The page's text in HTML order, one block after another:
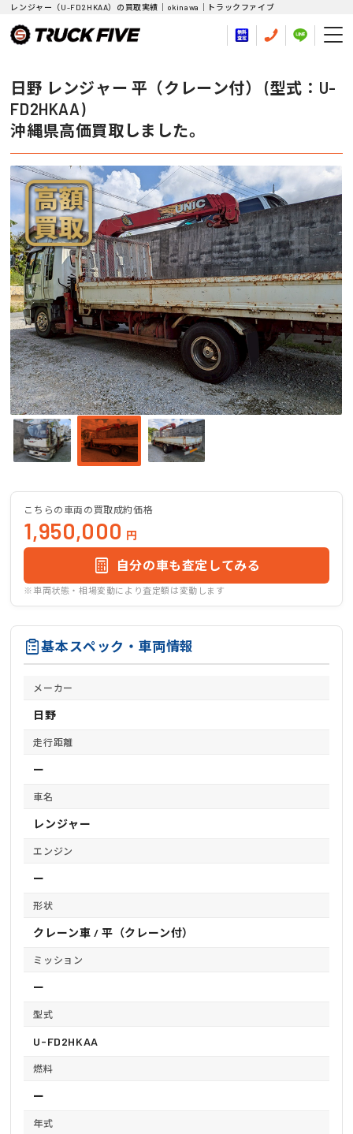
レンジャー（U-FD2HKAA）の買取実績｜okinawa｜トラックファイブ
日野 レンジャー 平（クレーン付） (型式：U-
FD2HKAA)
沖縄県高価買取しました。
こちらの車両の買取成約価格
1,950,000 円
自分の車も査定してみる
※車両状態・相場変動により査定額は変動します
基本スペック・車両情報
メーカー
日野
走行距離
ー
車名
レンジャー
エンジン
ー
形状
クレーン車 / 平（クレーン付）
ミッション
ー
型式
U-FD2HKAA
燃料
ー
年式